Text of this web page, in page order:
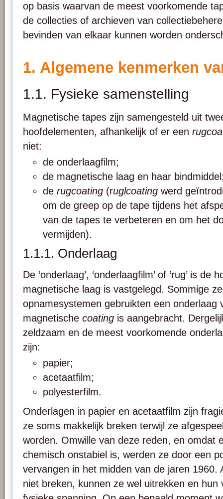
op basis waarvan de meest voorkomende
de collecties of archieven van
bevinden van elkaar kunnen worden
1. Algemene kenmerken
1.1. Fysieke samenstelling
Magnetische tapes zijn samengesteld uit
hoofdelementen, afhankelijk of er een
niet:
de onderlaagfilm;
de magnetische laag en haar
de rugcoating (ruglcoating werd
om de greep op de tape tijdens het
van de tapes te verbeteren en om het
vermijden).
1.1.1. Onderlaag
De ‘onderlaag’, ‘onderlaagfilm’ of ‘rug’ is de
magnetische laag is vastgelegd. Sommige
opnamesystemen gebruikten een onderlaag
magnetische coating is aangebracht.
zeldzaam en de meest voorkomende
zijn:
papier;
acetaatfilm;
polyesterfilm.
Onderlagen in papier en acetaatfilm zijn
ze soms makkelijk breken terwijl ze
worden. Omwille van deze reden, en omdat
chemisch onstabiel is, werden ze door een
vervangen in het midden van de jaren 1960.
niet breken, kunnen ze wel uitrekken en hun